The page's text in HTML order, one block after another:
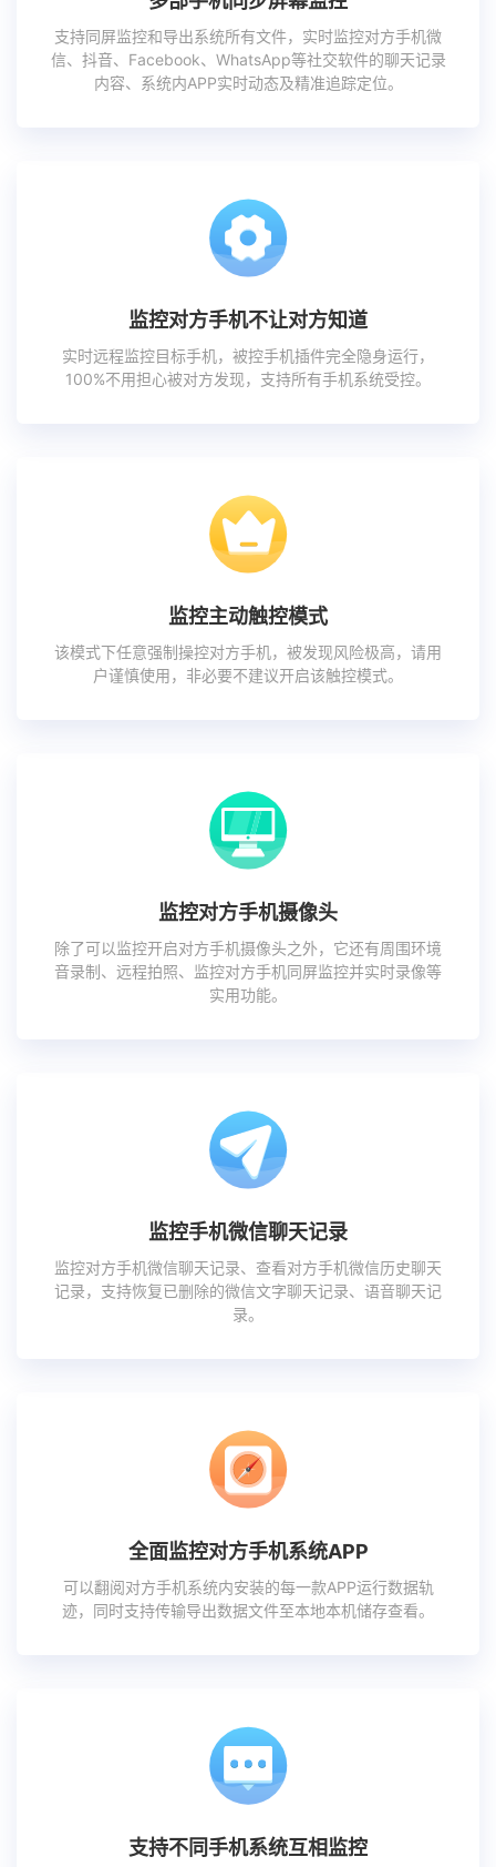
支持同屏监控和导出系统所有文件，实时监控对方手机微
信、抖音、Facebook、WhatsApp等社交软件的聊天记录
内容、系统内APP实时动态及精准追踪定位。
监控对方手机不让对方知道
实时远程监控目标手机，被控手机插件完全隐身运行，
100%不用担心被对方发现，支持所有手机系统受控。
监控主动触控模式
该模式下任意强制操控对方手机，被发现风险极高，请用
户谨慎使用，非必要不建议开启该触控模式。
监控对方手机摄像头
除了可以监控开启对方手机摄像头之外，它还有周围环境
音录制、远程拍照、监控对方手机同屏监控并实时录像等
实用功能。
监控手机微信聊天记录
监控对方手机微信聊天记录、查看对方手机微信历史聊天
记录，支持恢复已删除的微信文字聊天记录、语音聊天记
录。
全面监控对方手机系统APP
可以翻阅对方手机系统内安装的每一款APP运行数据轨
迹，同时支持传输导出数据文件至本地本机储存查看。
支持不同手机系统互相监控